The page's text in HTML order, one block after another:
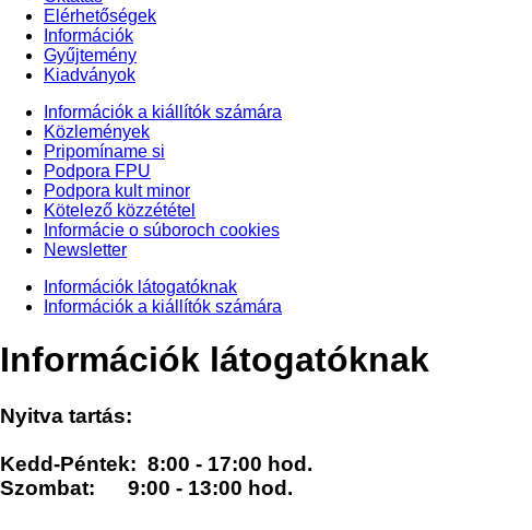
Elérhetőségek
Információk
Gyűjtemény
Kiadványok
Információk a kiállítók számára
Közlemények
Pripomíname si
Podpora FPU
Podpora kult minor
Kötelező közzététel
Informácie o súboroch cookies
Newsletter
Információk látogatóknak
Információk a kiállítók számára
Információk látogatóknak
Nyitva tartás:
Kedd-Péntek: 8:00 - 17:00 hod.
Szombat: 9:00 - 13:00 hod.